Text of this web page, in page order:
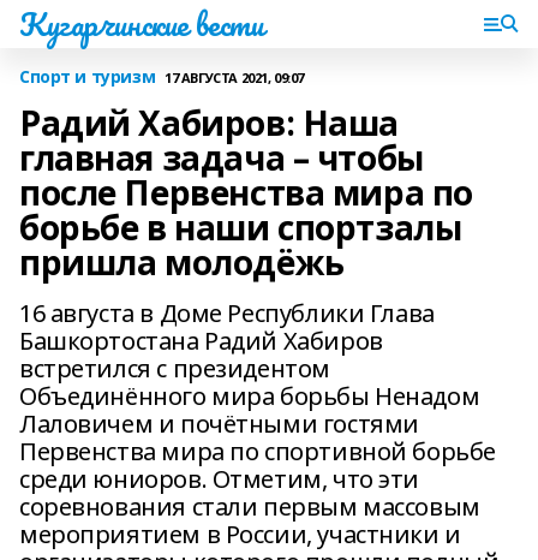
Кугарчинские вести
Спорт и туризм 17 АВГУСТА 2021, 09:07
Радий Хабиров: Наша
главная задача – чтобы
после Первенства мира по
борьбе в наши спортзалы
пришла молодёжь
16 августа в Доме Республики Глава
Башкортостана Радий Хабиров
встретился с президентом
Объединённого мира борьбы Ненадом
Лаловичем и почётными гостями
Первенства мира по спортивной борьбе
среди юниоров. Отметим, что эти
соревнования стали первым массовым
мероприятием в России, участники и